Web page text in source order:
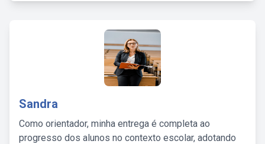
Sandra
Como orientador, minha entrega é completa ao
progresso dos alunos no contexto escolar, adotando